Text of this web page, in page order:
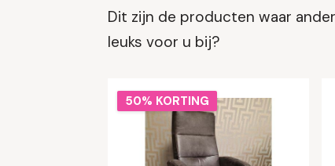
Dit zijn de producten waar
leuks voor u bij?
50% KORTING